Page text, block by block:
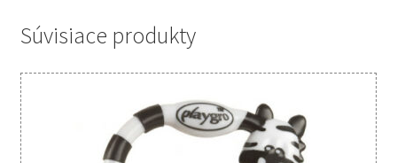
Súvisiace produkty